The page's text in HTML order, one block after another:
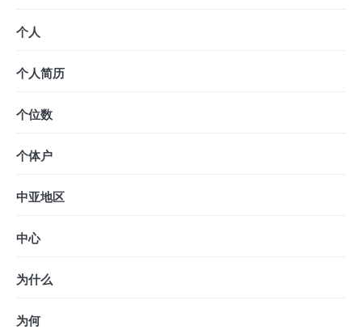
个人
个人简历
个位数
个体户
中亚地区
中心
为什么
为何